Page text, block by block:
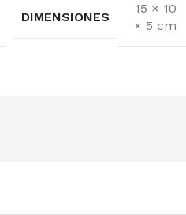
DIMENSIONES
15 × 10
× 5 cm